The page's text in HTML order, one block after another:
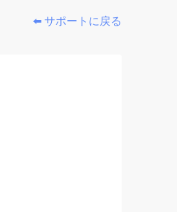
⬅️ サポートに戻る